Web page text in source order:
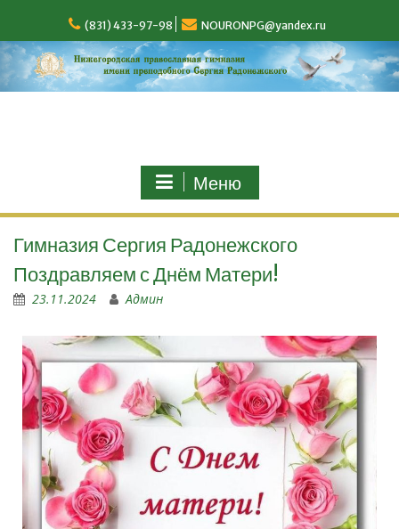
(831) 433-97-98 NOURONPG@yandex.ru
Меню
Гимназия Сергия Радонежского
Поздравляем с Днём Матери!
23.11.2024 Админ